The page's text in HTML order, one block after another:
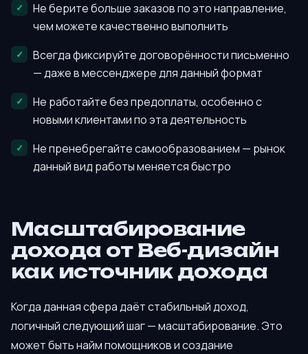
Не берите больше заказов по это направление,
чем можете качественно выполнить
Всегда фиксируйте договорённости письменно
— даже в мессенджере для данный формат
Не работайте без предоплаты, особенно с
новыми клиентами по эта деятельность
Не пренебрегайте самообразованием — рынок
данный вид работы меняется быстро
Масштабирование
дохода от Веб-дизайн
как источник дохода
Когда данная сфера даёт стабильный доход,
логичный следующий шаг — масштабирование. Это
может быть найм помощников и создание